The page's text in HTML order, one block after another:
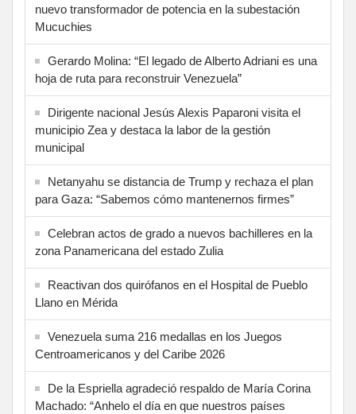
nuevo transformador de potencia en la subestación
Mucuchies
Gerardo Molina: “El legado de Alberto Adriani es una
hoja de ruta para reconstruir Venezuela”
Dirigente nacional Jesús Alexis Paparoni visita el
municipio Zea y destaca la labor de la gestión
municipal
Netanyahu se distancia de Trump y rechaza el plan
para Gaza: “Sabemos cómo mantenernos firmes”
Celebran actos de grado a nuevos bachilleres en la
zona Panamericana del estado Zulia
Reactivan dos quirófanos en el Hospital de Pueblo
Llano en Mérida
Venezuela suma 216 medallas en los Juegos
Centroamericanos y del Caribe 2026
De la Espriella agradeció respaldo de María Corina
Machado: “Anhelo el día en que nuestros países